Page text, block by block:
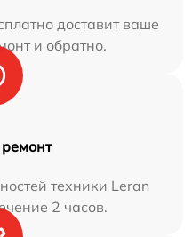
доставит ваше
и обратно.
техники Leran
2 часов.